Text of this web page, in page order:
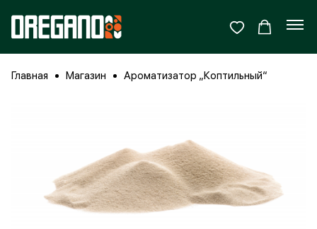
Главная Магазин Ароматизатор „Коптильный“